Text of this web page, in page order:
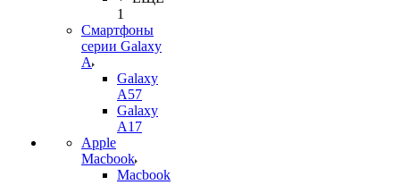
1
Смартфоны
серии Galaxy
A
Galaxy
A57
Galaxy
A17
Apple
Macbook
Macbook